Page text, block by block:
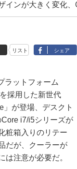
インが大きく変化
リスト シェア
ラットフォーム
採用した新世代
」が登場、デスクト
i7/i5シリーズが
粧箱入りのリテー
だが、クーラーが
は注意が必要だ。